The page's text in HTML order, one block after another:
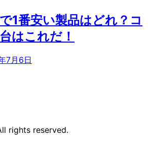
1番安い製品はどれ？コ
はこれだ！
7月6日
rights reserved.